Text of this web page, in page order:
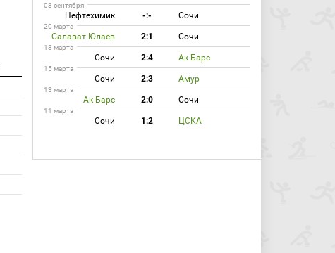
08 сентября
Нефтехимик -:- Сочи
20 марта
Салават Юлаев 2:1 Сочи
18 марта
Сочи 2:4 Ак Барс
15 марта
Сочи 2:3 Амур
13 марта
Ак Барс 2:0 Сочи
11 марта
Сочи 1:2 ЦСКА